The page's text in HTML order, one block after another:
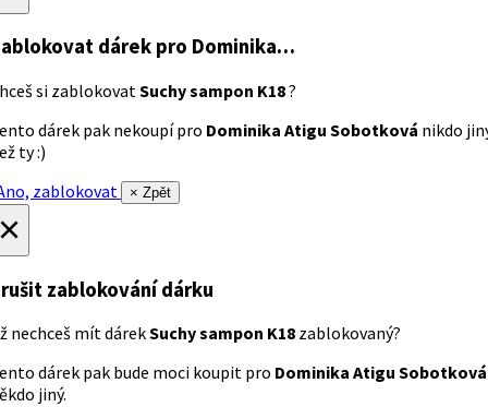
dárek pro Dominika…
si zablokovatSuchy sampon K18?
dárek pak nekoupí pro Dominika Atigu Sobotková nikdo
ty :)
zablokovat
× Zpět
zablokování dárku
nechceš mít dárekSuchy sampon K18 zablokovaný?
dárek pak bude moci koupit pro Dominika Atigu Sobotková
jiný.